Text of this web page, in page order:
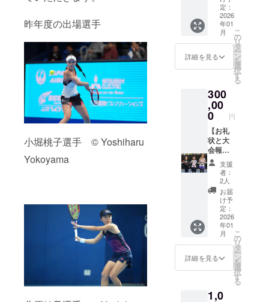
昨年度の出場選手
小堀桃子選手 © Yoshiharu
Yokoyama
予定し
ていま
す。
ず、す
べて同
じリ
ターン
ます。
※寄附金
はJTA
へ入金
がある
2025年
12月の
日付と
なりま
す。発
送時期
は2026
年1月を
予定し
ていま
す。
しませ
ん。 ※
ご支援
には別
途、シ
ステム
（228円
22円）
が必要
となり
ます。
※このプ
ロジェ
クト
は、ご
寄附の
額にか
かわら
ず、す
べて同
じリ
ターン
となり
ます。
※寄附金
へ入金
する義
務があ
りま
す。 ★
備考欄
に必
願いい
たしま
す。 ※
共有い
ただい
た情報
は、上
記以外
の目的
では使
用いた
しませ
ん。 ※
ご支援
には別
途、シ
ステム
利用料
（228円
+消費税
が必要
円の寄
附金控
除対象
です。
【お願
い】 日
本テニ
ス協会
附受領
証明書
を発行
する公
益財団
法人と
して、
寄附者
全員の
氏名を
内閣府
に報告
する義
務があ
りま
す。 ★
備考欄
に必
ず、氏
名の記
願いい
礼状と
100回記
念大会
の電子
報告書
をお送
りしま
す。
金控除
の対象
となり
ます】
本プロ
ジェク
トへの
ご支援
は、純
粋支援
100,000
円の寄
附金控
除対象
です。
【お願
い】 日
本テニ
ス協会
は、寄
証明書
定：
2026
年01
月
詳細を見る
こ
の
リ
タ
ー
ン
を
選
択
す
る
300
,00
0 円
【お礼
状と大
会報告
書】 感
謝の気
持ちを
込め
て、お
礼状と
100回記
念大会
の電子
報告書
をお送
りしま
す。
金控除
支援
者：
2人
お届
け予
定：
2026
年01
月
詳細を見る
こ
の
リ
タ
ー
ン
を
選
択
す
る
1,0